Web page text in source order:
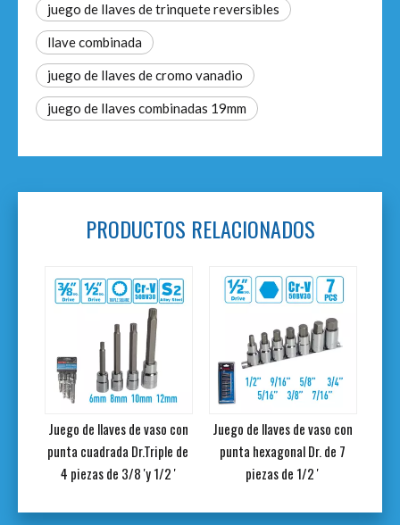
juego de llaves de trinquete reversibles
llave combinada
juego de llaves de cromo vanadio
juego de llaves combinadas 19mm
PRODUCTOS RELACIONADOS
Juego de llaves de vaso con
punta cuadrada Dr.Triple de
4 piezas de 3/8 'y 1/2 '
Juego de llaves de vaso con
punta hexagonal Dr. de 7
piezas de 1/2 '